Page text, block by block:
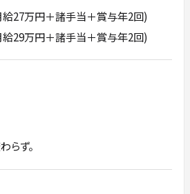
27万円＋諸手当＋賞与年2回)
29万円＋諸手当＋賞与年2回)
らず。